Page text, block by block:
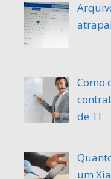
Como
de TI
um